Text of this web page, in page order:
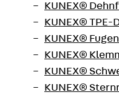
KUNEX®
KUNEX®
KUNEX®
KUNEX®
KUNEX®
KUNEX®
3-fach,